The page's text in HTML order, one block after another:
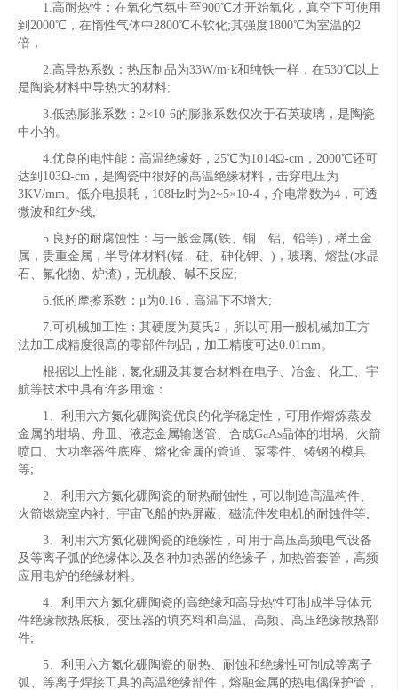
1.高耐热性：在氧化气氛中至900℃才开始氧化，真空下可使用
到2000℃，在惰性气体中2800℃不软化;其强度1800℃为室温的2
倍，
2.高导热系数：热压制品为33W/m·k和纯铁一样，在530℃以上
是陶瓷材料中导热大的材料;
3.低热膨胀系数：2×10-6的膨胀系数仅次于石英玻璃，是陶瓷
中小的。
4.优良的电性能：高温绝缘好，25℃为1014Ω-cm，2000℃还可
达到103Ω-cm，是陶瓷中很好的高温绝缘材料，击穿电压为
3KV/mm。低介电损耗，108Hz时为2~5×10-4，介电常数为4，可透
微波和红外线;
5.良好的耐腐蚀性：与一般金属(铁、铜、铝、铅等)，稀土金
属，贵重金属，半导体材料(锗、硅、砷化钾、)，玻璃、熔盐(水晶
石、氟化物、炉渣)，无机酸、碱不反应;
6.低的摩擦系数：μ为0.16，高温下不增大;
7.可机械加工性：其硬度为莫氏2，所以可用一般机械加工方
法加工成精度很高的零部件制品，加工精度可达0.01mm。
根据以上性能，氮化硼及其复合材料在电子、冶金、化工、宇
航等技术中具有许多用途：
1、利用六方氮化硼陶瓷优良的化学稳定性，可用作熔炼蒸发
金属的坩埚、舟皿、液态金属输送管、合成GaAs晶体的坩埚、火箭
喷口、大功率器件底座、熔化金属的管道、泵零件、铸钢的模具
等;
2、利用六方氮化硼陶瓷的耐热耐蚀性，可以制造高温构件、
火箭燃烧室内衬、宇宙飞船的热屏蔽、磁流件发电机的耐蚀件等;
3、利用六方氮化硼陶瓷的绝缘性，可用于高压高频电气设备
及等离子弧的绝缘体以及各种加热器的绝缘子，加热管套管，高频
应用电炉的绝缘材料。
4、利用六方氮化硼陶瓷的高绝缘和高导热性可制成半导体元
件绝缘散热底板、变压器的填充料和高温、高频、高压绝缘散热部
件;
5、利用六方氮化硼陶瓷的耐热、耐蚀和绝缘性可制成等离子
弧、等离子焊接工具的高温绝缘部件，熔融金属的热电偶保护管，